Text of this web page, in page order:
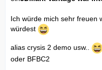
Ich würde mich sehr freuen
würdest
alias crysis 2 demo usw..
oder BFBC2